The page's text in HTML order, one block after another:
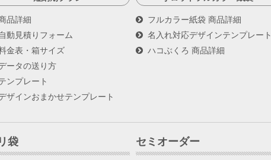
品詳細
動見積りフォーム
金表・箱サイズ
ータの送り方
ンプレート
ザインおまかせテンプレート
フルカラー紙袋 商品詳細
名入れ対応デザインテンプレート
ハコぶくろ 商品詳細
袋 セミオーダー